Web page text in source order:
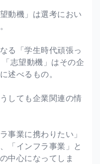
動機」は選考におい
る「学生時代頑張っ
志望動機」はその企
述べるもの。
しても企業関連の情
事業に携わりたい」
「インフラ事業」と
中心になってしま